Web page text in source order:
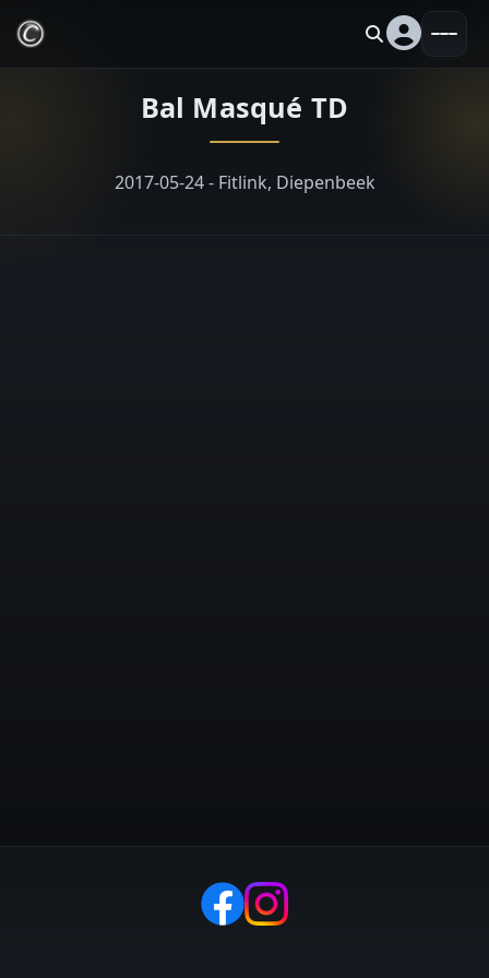
Bal Masqué TD
2017-05-24 - Fitlink, Diepenbeek